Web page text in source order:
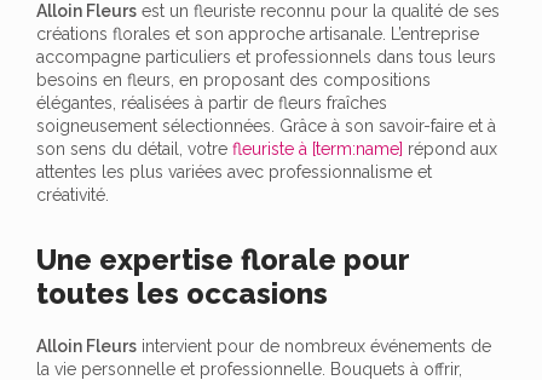
Alloin Fleurs est un fleuriste reconnu pour la qualité de ses
créations florales et son approche artisanale. L’entreprise
accompagne particuliers et professionnels dans tous leurs
besoins en fleurs, en proposant des compositions
élégantes, réalisées à partir de fleurs fraîches
soigneusement sélectionnées. Grâce à son savoir-faire et à
son sens du détail, votre fleuriste à [term:name] répond aux
attentes les plus variées avec professionnalisme et
créativité.
Une expertise florale pour
toutes les occasions
Alloin Fleurs intervient pour de nombreux événements de
la vie personnelle et professionnelle. Bouquets à offrir,